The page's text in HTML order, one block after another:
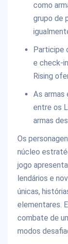
como
grupo de
Participe
e check-
Rising
As armas
entre os
armas
Os
núcleo
jogo
lendários e
únicas,
elementares.
combate de
modos